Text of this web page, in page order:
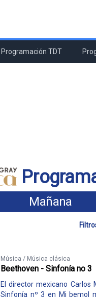
Programación TDT
Mañana
Música / Música clásica
Beethoven - Sinfonía no 3
El director mexicano
Sinfonía nº 3 en Mi bemol